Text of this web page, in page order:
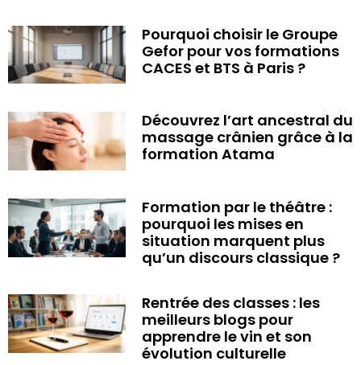
Pourquoi choisir le Groupe
Gefor pour vos formations
CACES et BTS à Paris ?
Découvrez l’art ancestral du
massage crânien grâce à la
formation Atama
Formation par le théâtre :
pourquoi les mises en
situation marquent plus
qu’un discours classique ?
Rentrée des classes : les
meilleurs blogs pour
apprendre le vin et son
évolution culturelle